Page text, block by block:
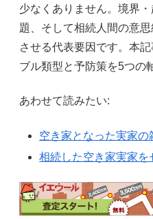
少なくありません。境界
題、そして相続人間の意
させる代表要因です。本
ブル類型と予防策を5つの
あわせて読みたい:
空き家となった実家
相続した空き家実家を